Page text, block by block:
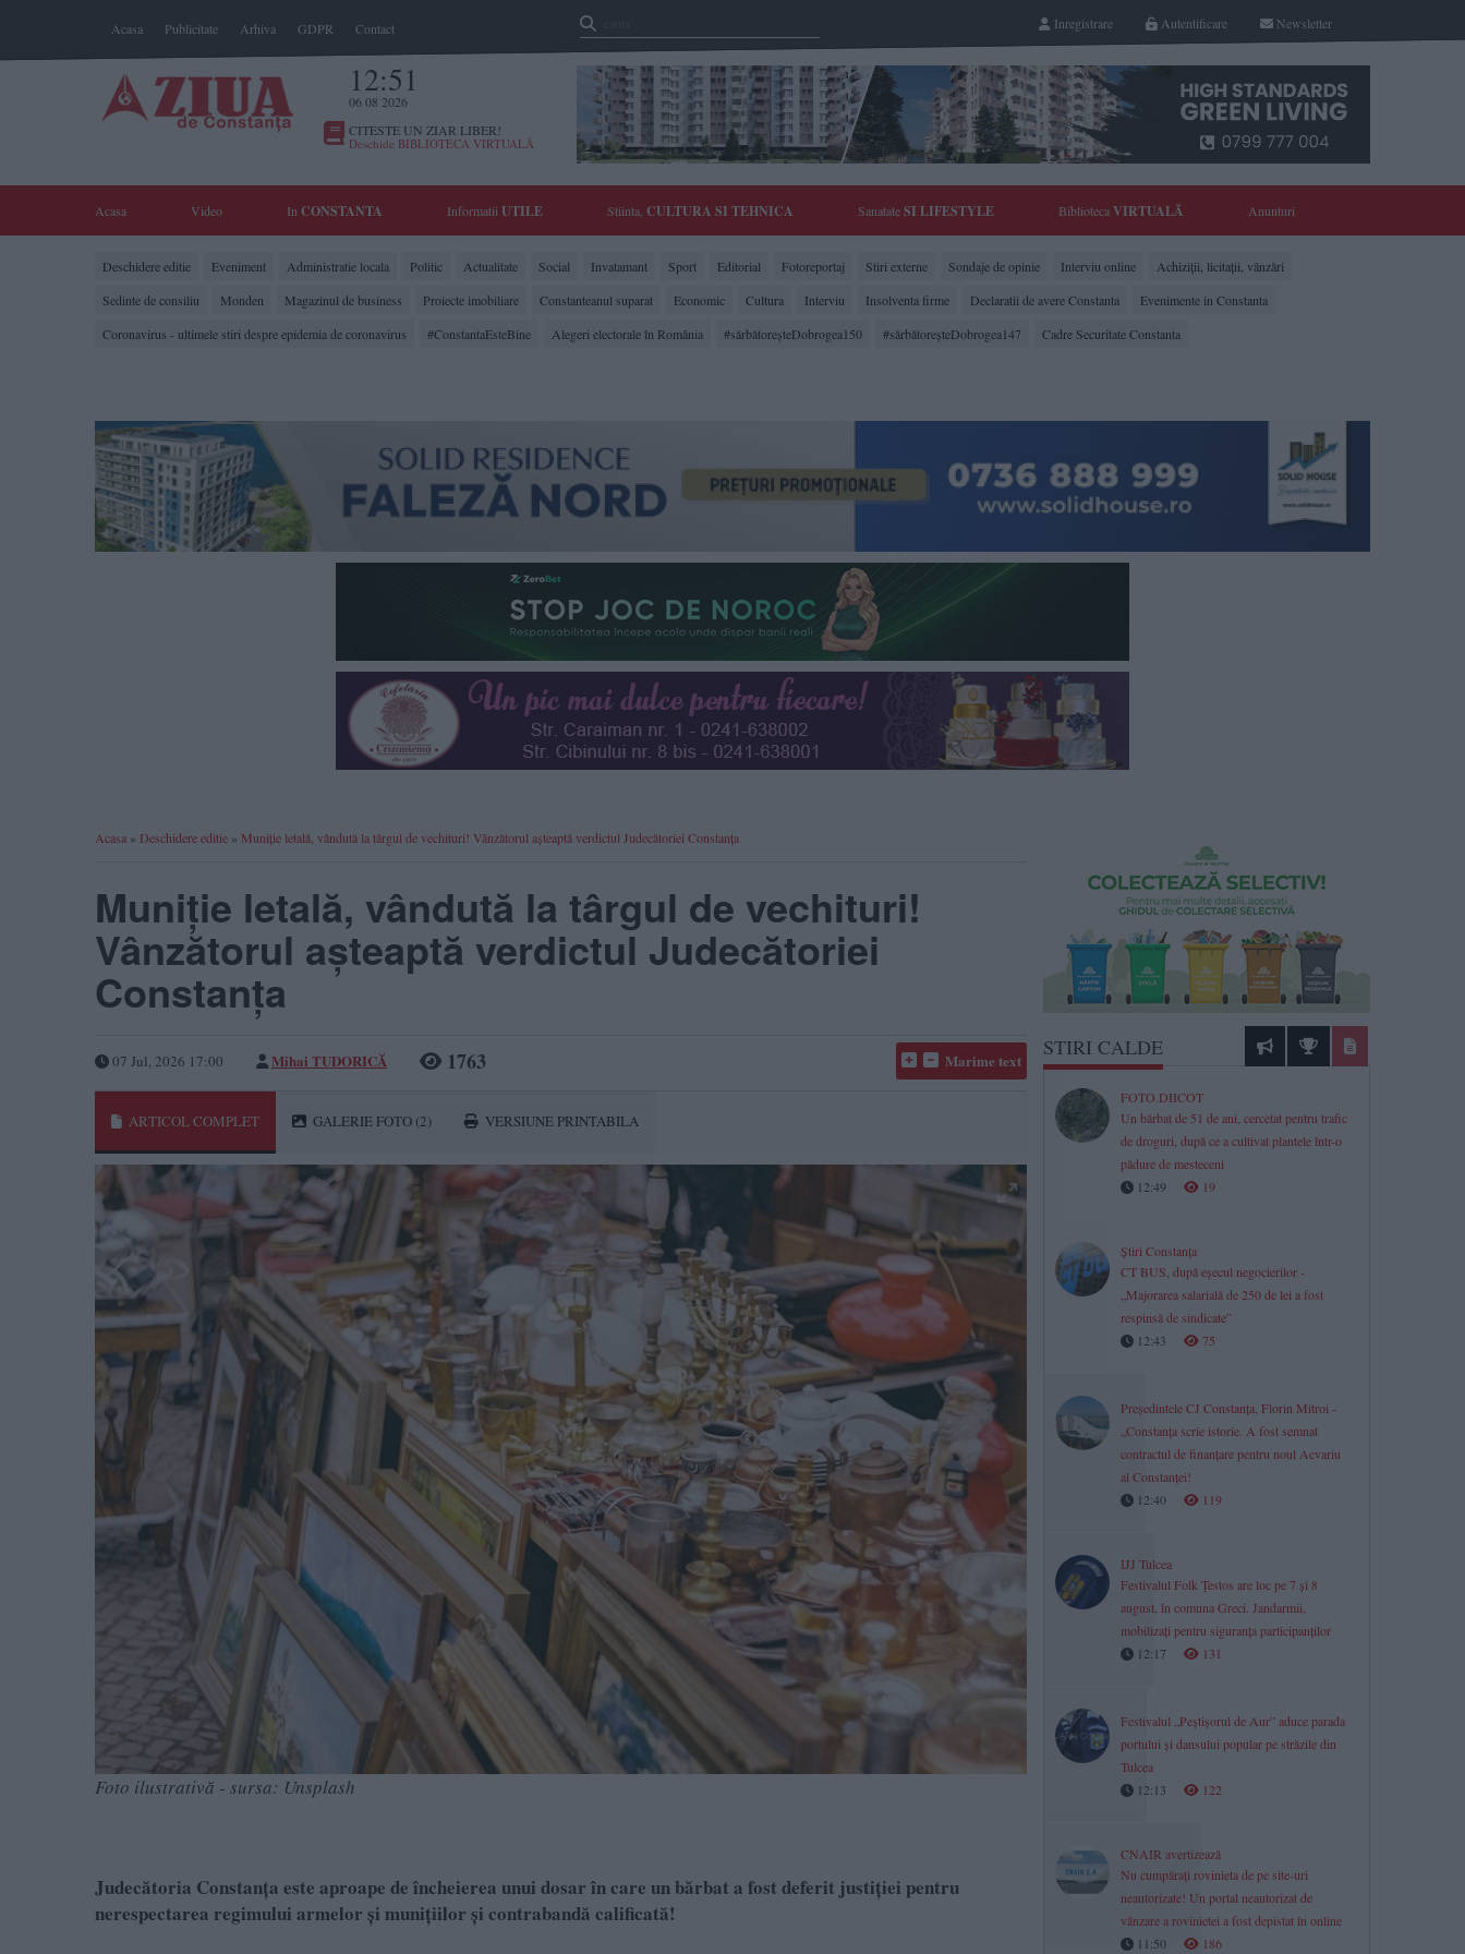
Acasa Publicitate Arhiva GDPR Contact Newsletter
Autentificare
Inregistrare
12:51
06 08 2026
CITESTE UN ZIAR LIBER!
Deschide BIBLIOTECA VIRTUALĂ
Acasa Video In CONSTANTA Informatii UTILE Stiinta, CULTURA SI TEHNICA SanatateSI LIFESTYLE BibliotecaVIRTUALĂ Anunturi
Deschidere editie Eveniment Administratie locala Politic Actualitate Social Invatamant Sport Editorial Fotoreportaj Stiri externe Sondaje de opinie Interviu online
Achiziții, licitații, vânzări
Sedinte de consiliu
Monden Magazinul de business Proiecte imobiliare Constanteanul suparat Economic Cultura Interviu Insolventa firme Declaratii de avere Constanta
Evenimente in Constanta
Coronavirus - ultimele stiri despre epidemia de coronavirus
#ConstantaEsteBine Alegeri electorale în România #sărbătoreşteDobrogea150 #sărbătoreşteDobrogea147 Cadre Securitate Constanta
Acasa » Deschidere editie » Muniție letală, vândută la târgul de vechituri! Vânzătorul așteaptă verdictul Judecătoriei Constanța
Muniție letală, vândută la târgul de vechituri!
Vânzătorul așteaptă verdictul Judecătoriei
Constanța
07 Jul, 2026 17:00 Mihai TUDORICĂ 1763 Marime text
ARTICOL COMPLET GALERIE FOTO (2) VERSIUNE PRINTABILA
Foto ilustrativă - sursa: Unsplash
Judecătoria Constanța este aproape de încheierea unui dosar în care un bărbat a fost deferit justiției pentru
nerespectarea regimului armelor și munițiilor și contrabandă calificată!
STIRI CALDE
FOTO.DIICOT
Un bărbat de 51 de ani, cercetat pentru trafic
de droguri, după ce a cultivat plantele într-o
pădure de mesteceni
12:49
19
Știri Constanța
CT BUS, după eșecul negocierilor -
„Majorarea salarială de 250 de lei a fost
respinsă de sindicate”
12:43
75
Președintele CJ Constanța, Florin Mitroi -
„Constanța scrie istorie. A fost semnat
contractul de finanțare pentru noul Acvariu
al Constanței!
12:40
119
IJJ Tulcea
Festivalul Folk Țestos are loc pe 7 și 8
august, în comuna Greci. Jandarmii,
mobilizați pentru siguranța participanților
12:17
131
Festivalul „Peștișorul de Aur” aduce parada
portului și dansului popular pe străzile din
Tulcea
12:13
122
CNAIR avertizează
Nu cumpărați rovinieta de pe site-uri
neautorizate! Un portal neautorizat de
vânzare a rovinietei a fost depistat în online
11:50
186